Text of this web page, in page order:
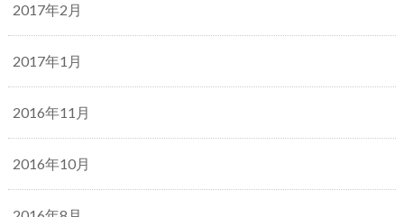
2017年2月
2017年1月
2016年11月
2016年10月